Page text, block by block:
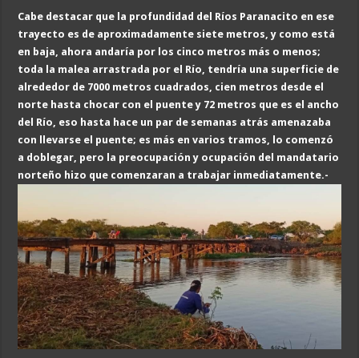
Cabe destacar que la profundidad del Ríos Paranacito en ese
trayecto es de aproximadamente siete metros, y como está
en baja, ahora andaría por los cinco metros más o menos;
toda la malea arrastrada por el Río, tendría una superficie de
alrededor de 7000 metros cuadrados, cien metros desde el
norte hasta chocar con el puente y 72 metros que es el ancho
del Río, eso hasta hace un par de semanas atrás amenazaba
con llevarse el puente; es más en varios tramos, lo comenzó
a doblegar, pero la preocupación y ocupación del mandatario
norteño hizo que comenzaran a trabajar inmediatamente.-